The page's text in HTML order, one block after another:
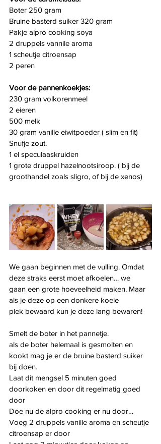
Boter 250 gram
Bruine basterd suiker 320 gram
Pakje alpro cooking soya
2 druppels vannile aroma
1 scheutje citroensap
2 peren
Voor de pannenkoekjes:
230 gram volkorenmeel
2 eieren
500 melk
30 gram vanille eiwitpoeder ( slim en fit)
Snufje zout.
1 el speculaaskruiden
1 grote druppel hazelnootsiroop. ( bij de
groothandel zoals sligro, of bij de xenos)
We gaan beginnen met de vulling. Omdat
deze straks eerst moet afkoelen… we
gaan een grote hoeveelheid maken. Maar
als je deze op een donkere koele
plek bewaard kun je deze lang bewaren!
Smelt de boter in het pannetje.
als de boter helemaal is gesmolten en
kookt mag je er de bruine basterd suiker
bij doen.
Laat dit mengsel 5 minuten goed
doorkoken en door dit regelmatig goed
door
Doe nu de alpro cooking er nu door…
Voeg 2 druppels vanille aroma en scheutje
citroensap er door